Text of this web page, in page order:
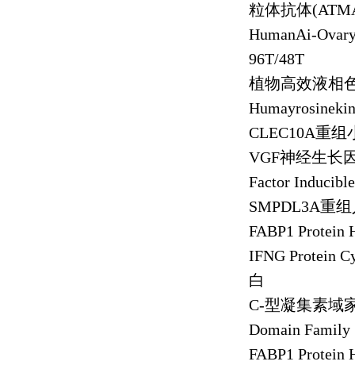
粒体抗体
HumanAi-
96T/48T
植物高效液相
CLEC10A重组
VGF神经生长
Factor
SMPDL3A重组
FABP1 Protein
IFNG Protein
白
C-型凝集素域
Domain Family
FABP1 Protein